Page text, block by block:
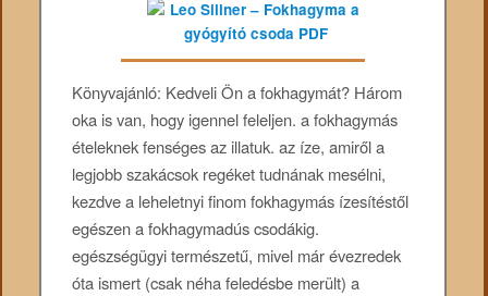
Könyvajánló: Kedveli Ön a fokhagymát? Három
oka is van, hogy igennel feleljen. a fokhagymás
ételeknek fenséges az illatuk. az íze, amiről a
legjobb szakácsok regéket tudnának mesélni,
kezdve a leheletnyi finom fokhagymás ízesítéstől
egészen a fokhagymadús csodákig.
egészségügyi természetű, mivel már évezredek
óta ismert (csak néha feledésbe merült) a